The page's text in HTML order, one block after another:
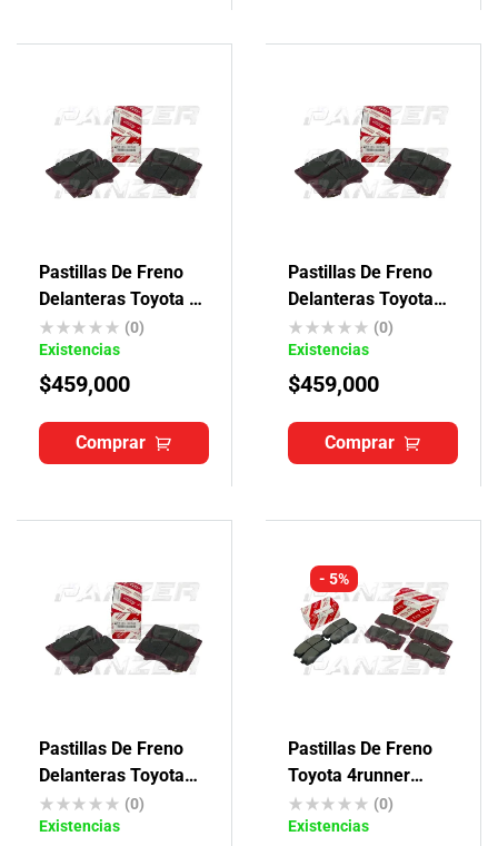
Pastillas De Freno
Delanteras Toyota Fj
Cruiser Originales
(0)
Existencias
$459,000
Comprar
Pastillas De Freno
Delanteras Toyota
Fortuner Originales
(0)
Existencias
$459,000
Comprar
Pastillas De Freno
Delanteras Toyota
Txl Originales
(0)
Existencias
- 5%
Pastillas De Freno
Toyota 4runner
Originales (0)
Existencias